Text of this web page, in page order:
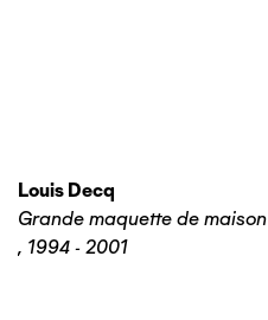
Louis Decq
Grande maquette de maison
, 1994 - 2001